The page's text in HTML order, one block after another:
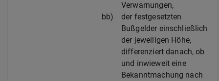
Verwarnungen,
bb)
der festgesetzten
Bußgelder einschließlich
der jeweiligen Höhe,
differenziert danach, ob
und inwieweit eine
Bekanntmachung nach